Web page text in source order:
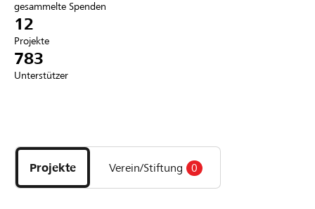
Anmelden
DE FR IT
gesammelte Spenden
12
Projekte
783
Unterstützer
Projekte
und
Organisationen
Projekte Verein/Stiftung 0